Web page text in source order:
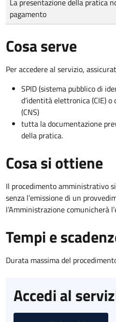
pagamento
Cosa serve
Per accedere al servizio,
SPID (sistema pubblico di
d’identità elettronica (CIE)
(CNS)
tutta la documentazione
della pratica.
Cosa si ottiene
Il procedimento amministrativo
senza l’emissione di un
l’Amministrazione comunicherà
Tempi e
Durata massima del
Accedi al